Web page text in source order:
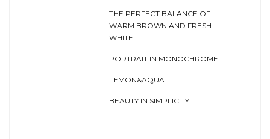
THE PERFECT BALANCE OF
WARM BROWN AND FRESH
WHITE.
PORTRAIT IN MONOCHROME.
LEMON&AQUA.
BEAUTY IN SIMPLICITY.